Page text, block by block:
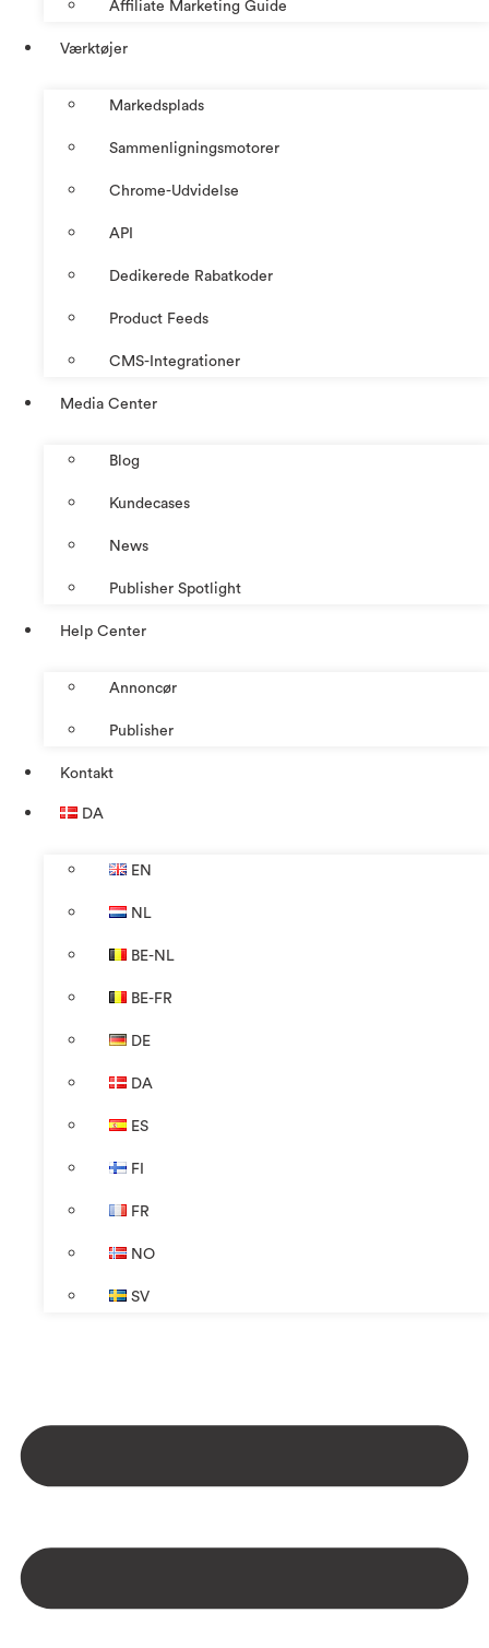
Affiliate Marketing Guide
Værktøjer
Markedsplads
Sammenligningsmotorer
Chrome-Udvidelse
API
Dedikerede Rabatkoder
Product Feeds
CMS-Integrationer
Media Center
Blog
Kundecases
News
Publisher Spotlight
Help Center
Annoncør
Publisher
Kontakt
DA
EN
NL
BE-NL
BE-FR
DE
DA
ES
FI
FR
NO
SV